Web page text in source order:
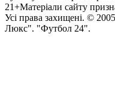
21+Матеріали сайту
Усi права захищенi. ©
Люкс". "Футбол 24".